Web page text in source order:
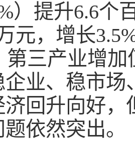
）提升6.6
元，增长
第三产业增加
企业、稳市场
济回升向好，
依然突出。